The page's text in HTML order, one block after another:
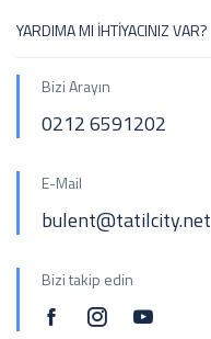
YARDIMA MI İHTİYACINIZ VAR?
Bizi Arayın
0212 6591202
E-Mail
bulent@tatilcity.net
Bizi takip edin